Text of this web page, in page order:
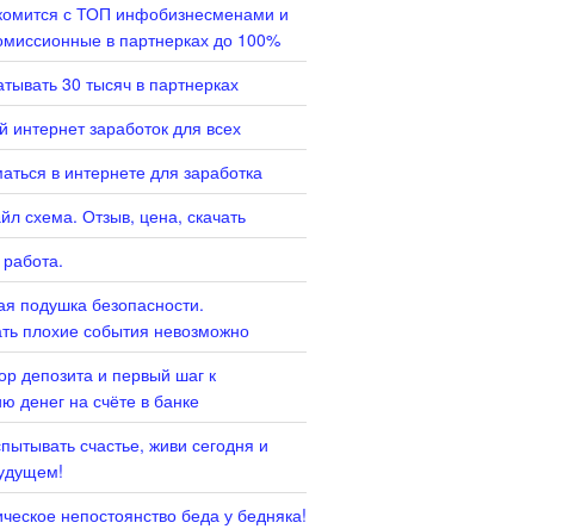
с ТОП инфобизнесменами и
в партнерках до 100%
30 тысяч в партнерках
интернет заработок для всех
в интернете для заработка
схема. Отзыв, цена, скачать
подушка безопасности.
плохие события невозможно
депозита и первый шаг к
денег на счёте в банке
счастье, живи сегодня и
непостоянство беда у бедняка!